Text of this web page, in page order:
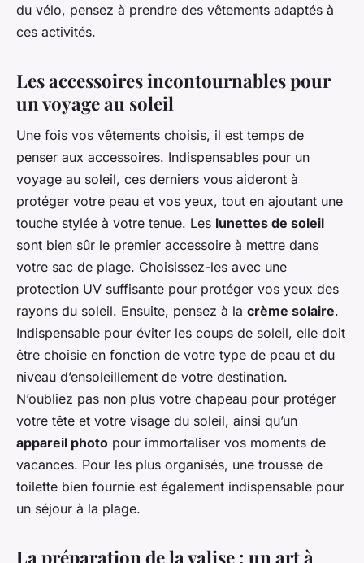
du vélo, pensez à prendre des vêtements adaptés à
ces activités.
Les accessoires incontournables pour
un voyage au soleil
Une fois vos vêtements choisis, il est temps de
penser aux accessoires. Indispensables pour un
voyage au soleil, ces derniers vous aideront à
protéger votre peau et vos yeux, tout en ajoutant une
touche stylée à votre tenue. Les lunettes de soleil
sont bien sûr le premier accessoire à mettre dans
votre sac de plage. Choisissez-les avec une
protection UV suffisante pour protéger vos yeux des
rayons du soleil. Ensuite, pensez à la crème solaire.
Indispensable pour éviter les coups de soleil, elle doit
être choisie en fonction de votre type de peau et du
niveau d’ensoleillement de votre destination.
N’oubliez pas non plus votre chapeau pour protéger
votre tête et votre visage du soleil, ainsi qu’un
appareil photo pour immortaliser vos moments de
vacances. Pour les plus organisés, une trousse de
toilette bien fournie est également indispensable pour
un séjour à la plage.
La préparation de la valise : un art à